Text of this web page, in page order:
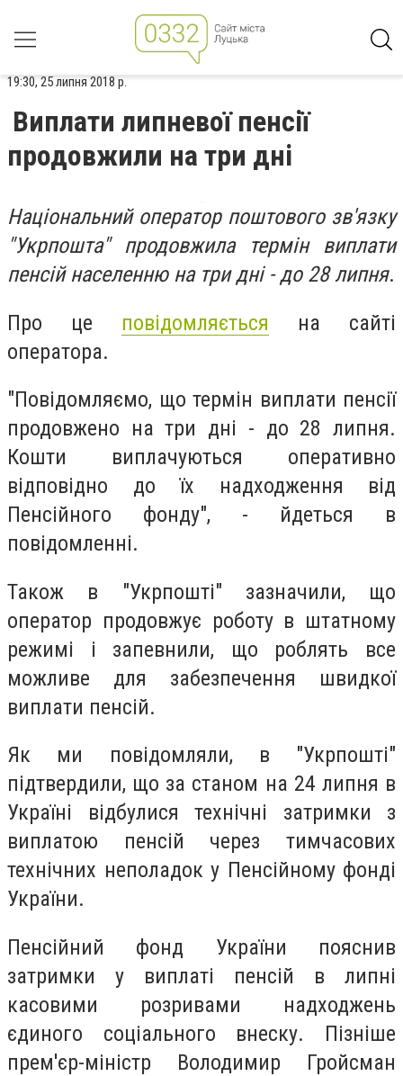
19:30, 25 липня 2018 р.
Виплати липневої пенсії
продовжили на три дні
Національний оператор поштового зв'язку
"Укрпошта" продовжила термін виплати
пенсій населенню на три дні - до 28 липня.
Про це повідомляється на сайті
оператора.
"Повідомляємо, що термін виплати пенсії
продовжено на три дні - до 28 липня.
Кошти виплачуються оперативно
відповідно до їх надходження від
Пенсійного фонду", - йдеться в
повідомленні.
Також в "Укрпошті" зазначили, що
оператор продовжує роботу в штатному
режимі і запевнили, що роблять все
можливе для забезпечення швидкої
виплати пенсій.
Як ми повідомляли, в "Укрпошті"
підтвердили, що за станом на 24 липня в
Україні відбулися технічні затримки з
виплатою пенсій через тимчасових
технічних неполадок у Пенсійному фонді
України.
Пенсійний фонд України пояснив
затримки у виплаті пенсій в липні
касовими розривами надходжень
єдиного соціального внеску. Пізніше
прем'єр-міністр Володимир Гройсман